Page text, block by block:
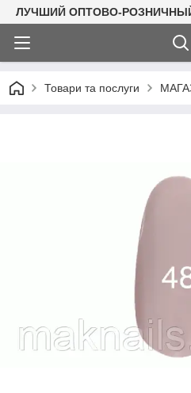
ЛУЧШИЙ ОПТОВО-
Товари та послуги